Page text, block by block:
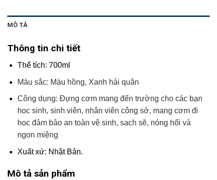
MÔ TẢ
Thông tin chi tiết
Thể tích: 700ml
Màu sắc: Màu hồng, Xanh hải quân
Công dụng: Đựng cơm mang đến trường cho các bạn
học sinh, sinh viên, nhân viên công sở, mang cơm đi
học đảm bảo an toàn vệ sinh, sạch sẽ, nóng hổi và
ngon miệng
Xuất xứ: Nhật Bản.
Mô tả sản phẩm